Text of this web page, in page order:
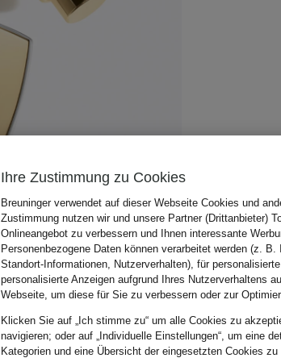
Ihre Zustimmung zu Cookies
Breuninger verwendet auf dieser Webseite Cookies und
Zustimmung nutzen wir und unsere Partner (Drittanbieter)
Onlineangebot zu verbessern und Ihnen interessante
Personenbezogene Daten können verarbeitet werden (z.
Standort-Informationen, Nutzerverhalten), für
personalisierte Anzeigen aufgrund Ihres Nutzerverhaltens
Webseite, um diese für Sie zu verbessern oder zur
Klicken Sie auf „Ich stimme zu“ um alle Cookies zu
navigieren; oder auf „Individuelle Einstellungen“, um eine
Kategorien und eine Übersicht der eingesetzten Cookies